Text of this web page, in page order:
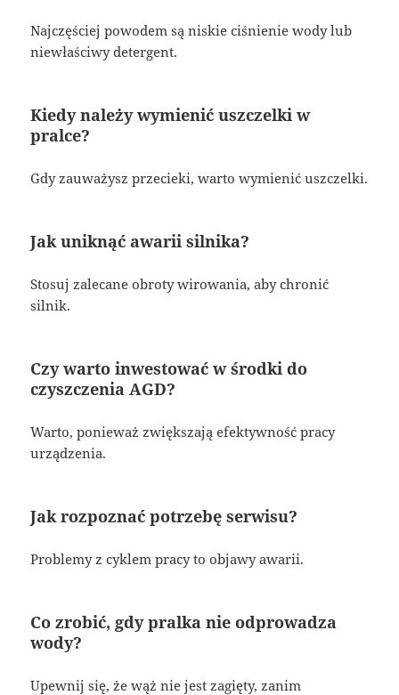
Najczęściej powodem są niskie ciśnienie wody lub
niewłaściwy detergent.
Kiedy należy wymienić uszczelki w
pralce?
Gdy zauważysz przecieki, warto wymienić uszczelki.
Jak uniknąć awarii silnika?
Stosuj zalecane obroty wirowania, aby chronić
silnik.
Czy warto inwestować w środki do
czyszczenia AGD?
Warto, ponieważ zwiększają efektywność pracy
urządzenia.
Jak rozpoznać potrzebę serwisu?
Problemy z cyklem pracy to objawy awarii.
Co zrobić, gdy pralka nie odprowadza
wody?
Upewnij się, że wąż nie jest zagięty, zanim